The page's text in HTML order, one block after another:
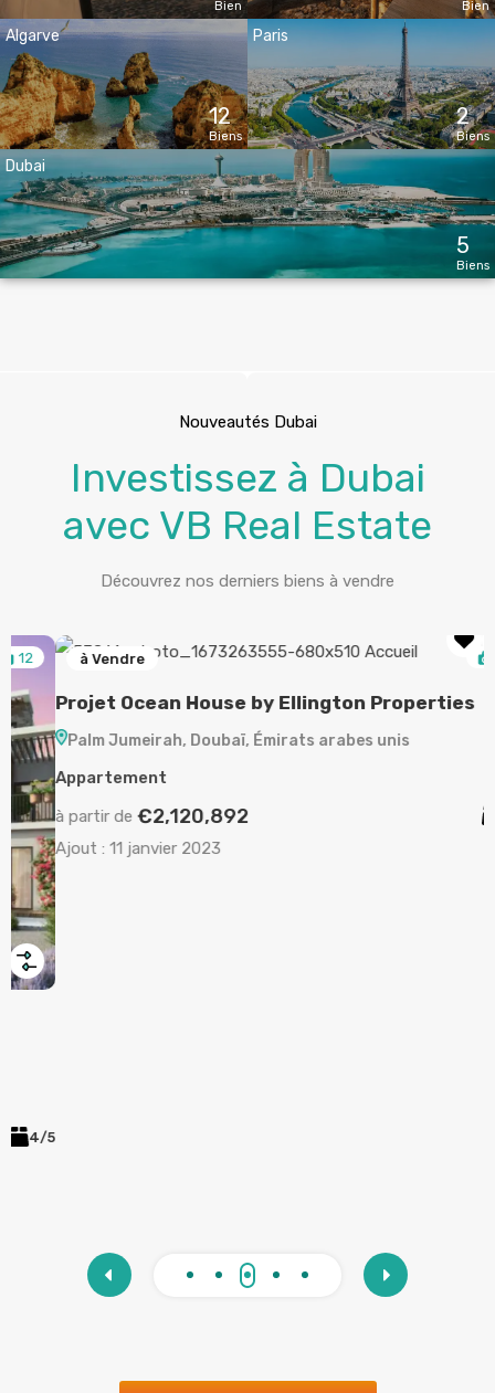
Bien Bien
Algarve
12
Biens
Paris
2
Biens
Dubai
5
Biens
Nouveautés Dubai
Investissez à Dubai
avec VB Real Estate
Découvrez nos derniers biens à vendre
à Vendre
Projet Ocean House by Ellington Properties
Palm Jumeirah, Doubaï, Émirats arabes unis
Appartement
à partir de €2,120,892 2/3
Ajout :11 janvier 2023